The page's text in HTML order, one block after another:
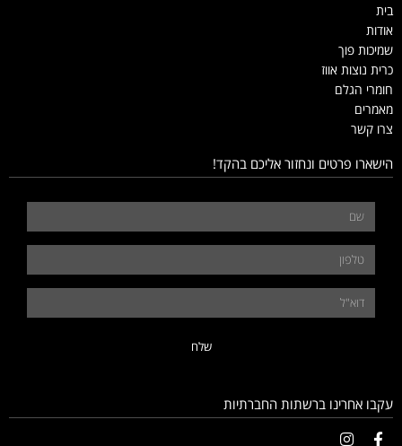
בית
אודות
שמיכות פוך
כרית נוצות אווז
חומרי הגלם
מאמרים
צרו קשר
הישארו פרטים ונחזור אליכם בהקד!
שלח
עקבו אחרינו ברשתות החברתיות